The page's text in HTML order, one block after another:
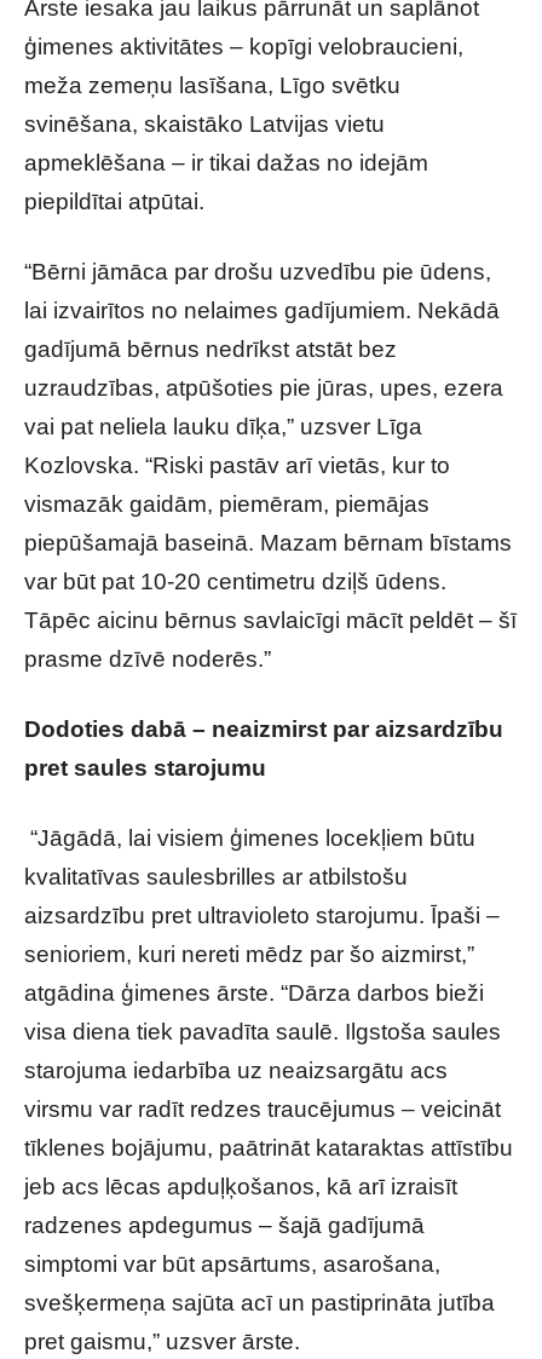
Ārste iesaka jau laikus pārrunāt un saplānot
ģimenes aktivitātes – kopīgi velobraucieni,
meža zemeņu lasīšana, Līgo svētku
svinēšana, skaistāko Latvijas vietu
apmeklēšana – ir tikai dažas no idejām
piepildītai atpūtai.
“Bērni jāmāca par drošu uzvedību pie ūdens,
lai izvairītos no nelaimes gadījumiem. Nekādā
gadījumā bērnus nedrīkst atstāt bez
uzraudzības, atpūšoties pie jūras, upes, ezera
vai pat neliela lauku dīķa,” uzsver Līga
Kozlovska. “Riski pastāv arī vietās, kur to
vismazāk gaidām, piemēram, piemājas
piepūšamajā baseinā. Mazam bērnam bīstams
var būt pat 10-20 centimetru dziļš ūdens.
Tāpēc aicinu bērnus savlaicīgi mācīt peldēt – šī
prasme dzīvē noderēs.”
Dodoties dabā – neaizmirst par aizsardzību
pret saules starojumu
“Jāgādā, lai visiem ģimenes locekļiem būtu
kvalitatīvas saulesbrilles ar atbilstošu
aizsardzību pret ultravioleto starojumu. Īpaši –
senioriem, kuri nereti mēdz par šo aizmirst,”
atgādina ģimenes ārste. “Dārza darbos bieži
visa diena tiek pavadīta saulē. Ilgstoša saules
starojuma iedarbība uz neaizsargātu acs
virsmu var radīt redzes traucējumus – veicināt
tīklenes bojājumu, paātrināt kataraktas attīstību
jeb acs lēcas apduļķošanos, kā arī izraisīt
radzenes apdegumus – šajā gadījumā
simptomi var būt apsārtums, asarošana,
svešķermeņa sajūta acī un pastiprināta jutība
pret gaismu,” uzsver ārste.